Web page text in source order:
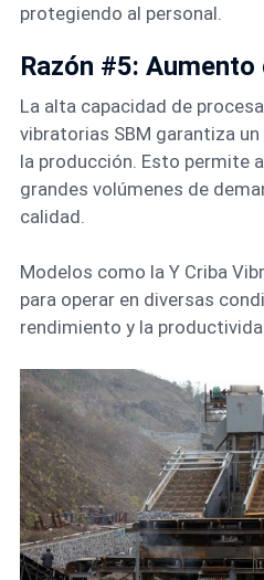
protegiendo al personal.
Razón #5:
La alta capacidad de
vibratorias SBM garantiza
la producción. Esto permite
grandes volúmenes de
calidad.
Modelos como la Y Criba
para operar en diversas
rendimiento y la